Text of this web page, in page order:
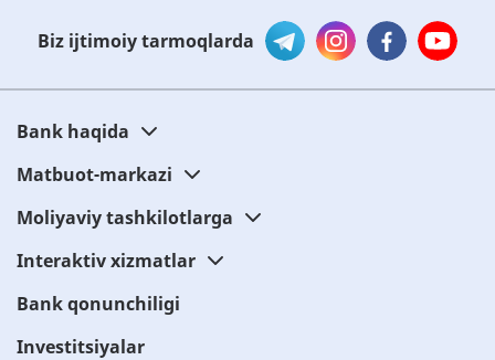
Biz ijtimoiy tarmoqlarda
Bank haqida
Matbuot-markazi
Moliyaviy tashkilotlarga
Interaktiv xizmatlar
Bank qonunchiligi
Investitsiyalar